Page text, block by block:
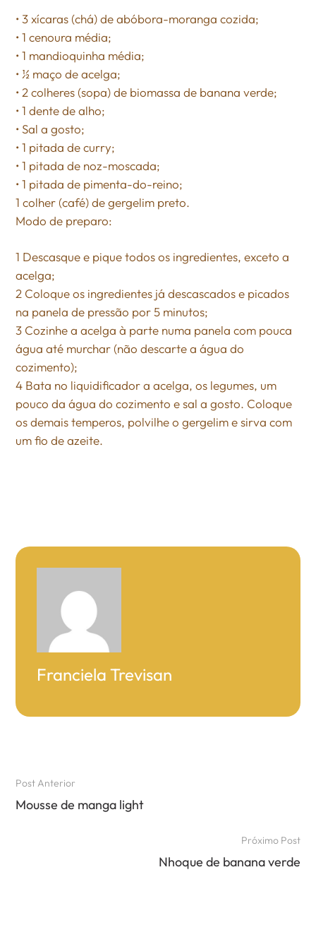
• 3 xícaras (chá) de abóbora-moranga cozida;
• 1 cenoura média;
• 1 mandioquinha média;
• ½ maço de acelga;
• 2 colheres (sopa) de biomassa de banana verde;
• 1 dente de alho;
• Sal a gosto;
• 1 pitada de curry;
• 1 pitada de noz-moscada;
• 1 pitada de pimenta-do-reino;
1 colher (café) de gergelim preto.
Modo de preparo:
1 Descasque e pique todos os ingredientes, exceto a
acelga;
2 Coloque os ingredientes já descascados e picados
na panela de pressão por 5 minutos;
3 Cozinhe a acelga à parte numa panela com pouca
água até murchar (não descarte a água do
cozimento);
4 Bata no liquidificador a acelga, os legumes, um
pouco da água do cozimento e sal a gosto. Coloque
os demais temperos, polvilhe o gergelim e sirva com
um fio de azeite.
Franciela Trevisan
Post Anterior
Mousse de manga light
Próximo Post
Nhoque de banana verde